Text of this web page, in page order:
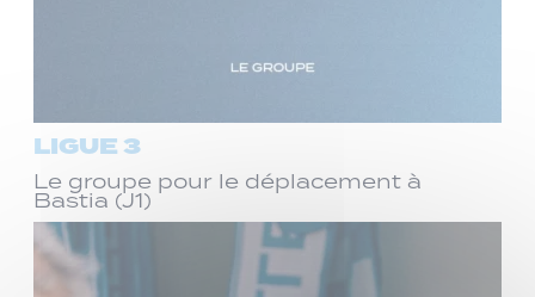
LIGUE 3
Le groupe pour le déplacement à
Bastia (J1)